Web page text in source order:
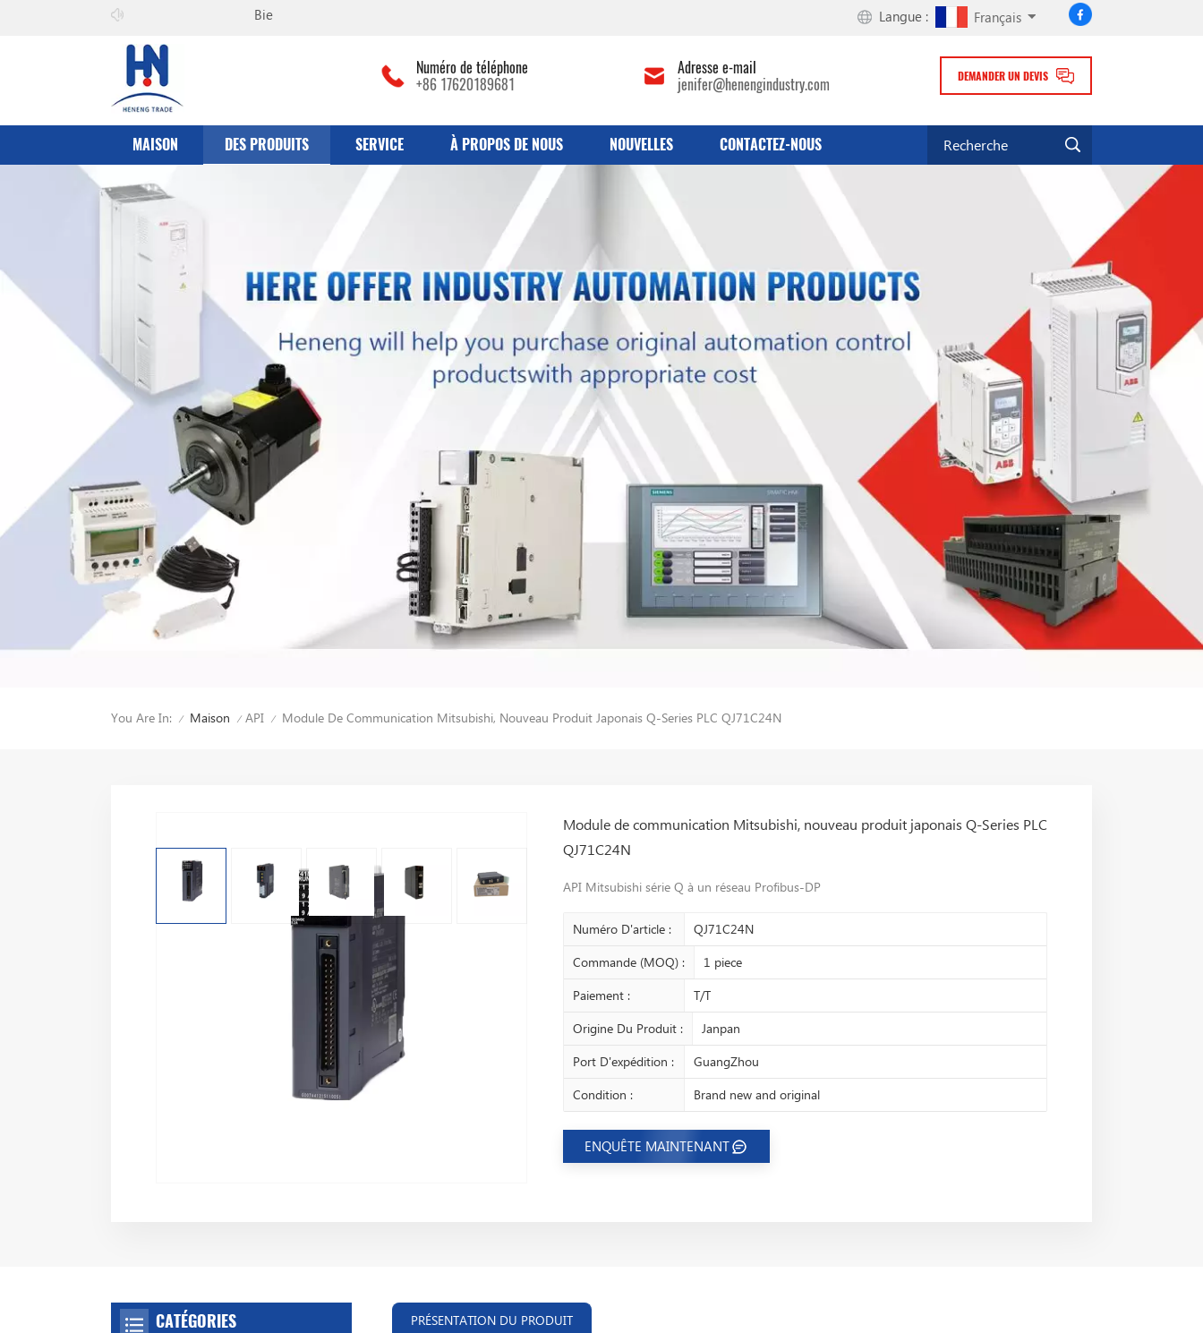
Bienvenue àil peut co., Ltd Langue : Français
DEMANDER UN DEVIS
Numéro de téléphone
+86 17620189681
Adresse e-mail
jenifer@henengindustry.com
MAISON DES PRODUITS SERVICE À PROPOS DE NOUS NOUVELLES CONTACTEZ-NOUS
You Are In: / Maison / API / Module De Communication Mitsubishi, Nouveau Produit Japonais Q-Series PLC QJ71C24N
Module de communication Mitsubishi, nouveau produit japonais Q-Series PLC
QJ71C24N
API Mitsubishi série Q à un réseau Profibus-DP
Numéro D'article :
QJ71C24N
Commande (MOQ) :
1 piece
Paiement :
T/T
Origine Du Produit :
Janpan
Port D'expédition :
GuangZhou
Condition :
Brand new and original
ENQUÊTE MAINTENANT
PRÉSENTATION DU PRODUIT
CATÉGORIES